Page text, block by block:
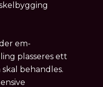
em-
plasseres ett
behandles.